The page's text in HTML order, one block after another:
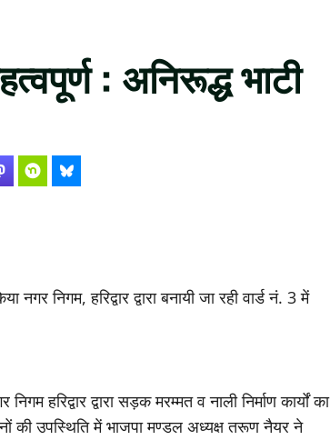
: अनिरूद्ध भाटी
निगम, हरिद्वार द्वारा बनायी जा रही वार्ड नं. 3 में
हरिद्वार द्वारा सड़क मरम्मत व नाली निर्माण कार्यों का
की उपस्थिति में भाजपा मण्डल अध्यक्ष तरूण नैयर ने